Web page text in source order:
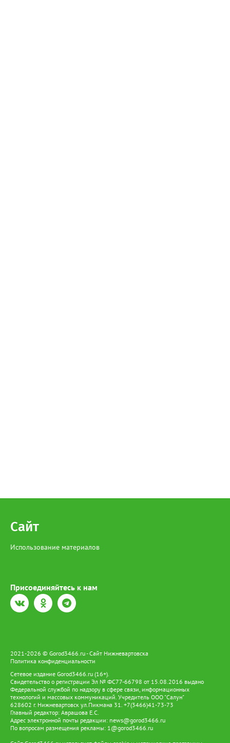
Сайт
Использование материалов
Присоединяйтесь к нам
2021-2026 © Gorod3466.ru - Сайт Нижневартовска
Политика конфиденциальности
Сетевое издание Gorod3466.ru (16+).
Свидетельство о регистрации Эл № ФС77-66798 от 15.08.2016 выдано
Федеральной службой по надзору в сфере связи, информационных
технологий и массовых коммуникаций. Учредитель ООО "Салун"
628602 г. Нижневартовск ул.Пикмана 31. +7(3466)41-73-73
Главный редактор: Аврашова Е.С.
Адрес электронной почты редакции: news@gorod3466.ru
По вопросам размещения рекламы: 1@gorod3466.ru